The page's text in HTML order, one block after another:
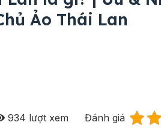
Ảo Thái Lan
934 lượt xem Đánh giá